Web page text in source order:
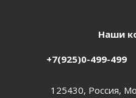
Наши
+7(925)0-499-499
125430, Россия,